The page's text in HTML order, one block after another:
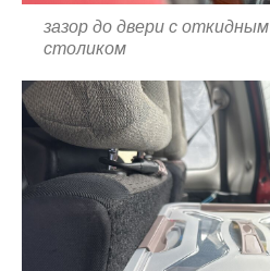
зазор до двери с откидным
столиком